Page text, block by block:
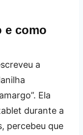
e como
a
Ela
durante a
percebeu que